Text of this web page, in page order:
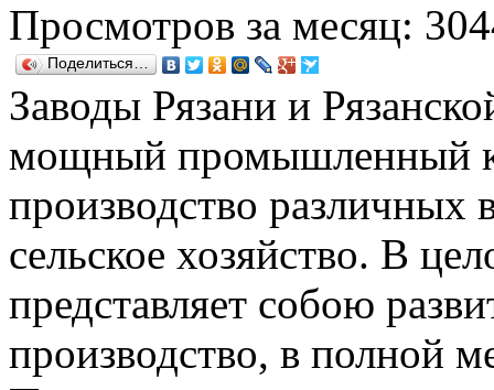
Просмотров за месяц:
Поделиться…
Заводы Рязани и
мощный промышленный
производство различных
сельское хозяйство. В
представляет собою
производство, в полной